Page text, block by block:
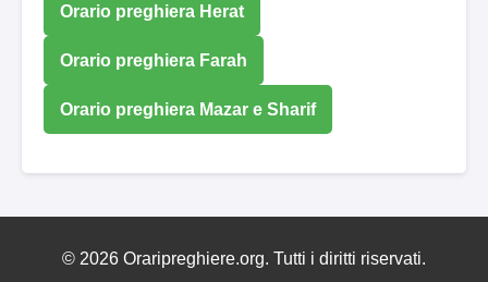
Orario preghiera Herat
Orario preghiera Farah
Orario preghiera Mazar e Sharif
© 2026 Oraripreghiere.org. Tutti i diritti riservati.